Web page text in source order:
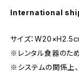
International
サイズ：
※レンタル食器のた
※システムの関係上